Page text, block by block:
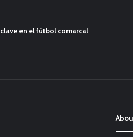
en el fútbol comarcal